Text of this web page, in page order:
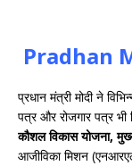
Pradhan
प्रधान मंत्री मोदी ने
पत्र और रोजगार पत्र
कौशल विकास योजना,
आजीविका मिशन